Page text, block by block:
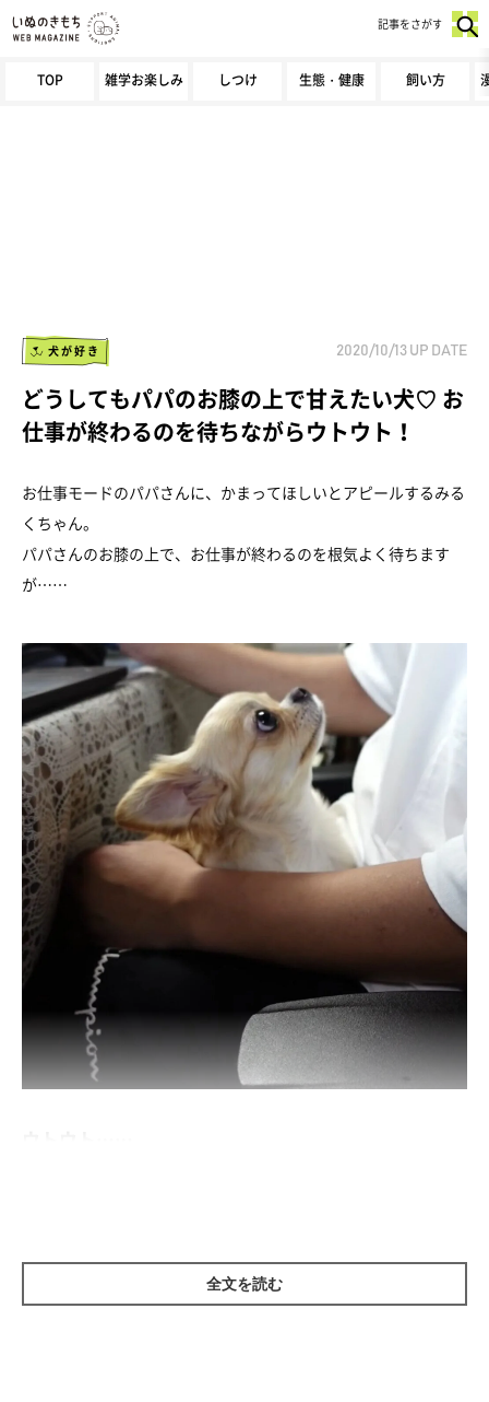
TOP 雑学お楽しみ しつけ 生態・健康 飼い方
記事をさがす
犬が好き 2020/10/13 UP DATE
どうしてもパパのお膝の上で甘えたい犬♡ お
仕事が終わるのを待ちながらウトウト！
お仕事モードのパパさんに、かまってほしいとアピールするみる
くちゃん。
パパさんのお膝の上で、お仕事が終わるのを根気よく待ちます
が……
パパさんのそばが大好きなみるくちゃんなのでした。
全文を読む